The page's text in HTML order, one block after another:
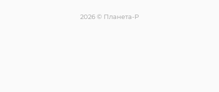
2026 © Планета-Р